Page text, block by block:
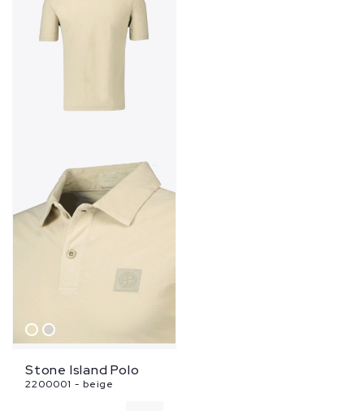
Stone Island Polo
2200001 - beige